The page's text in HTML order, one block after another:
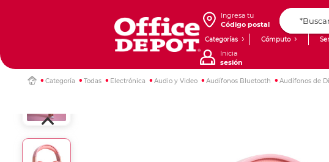
Ingresa tu
Código postal
Categorías Cómputo
Inicia
sesión
Categoría Todas Electrónica Audio y Video Audífonos Bluetooth Audífonos de